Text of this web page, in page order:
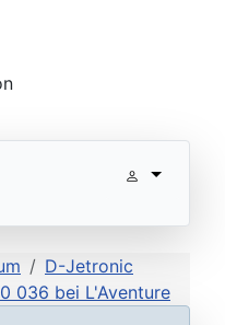
D-Jetronic
036 bei L'Aventure